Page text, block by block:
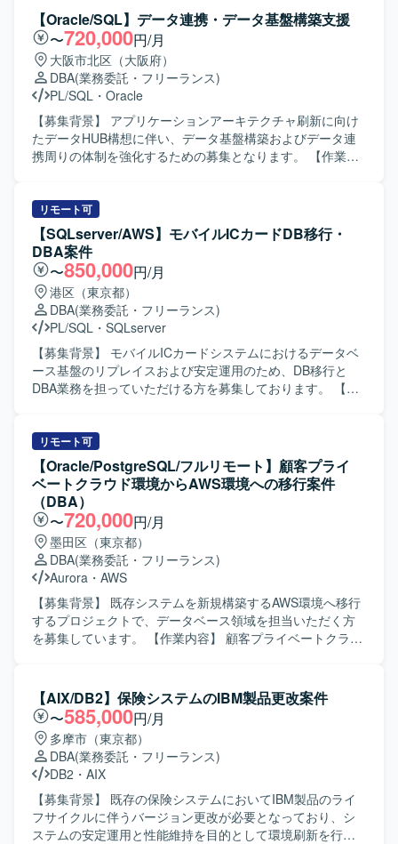
移行におけるSnowflake側の設定・調整や、移行後の運用設
計、改善提案などを実施していただきます。 【求める人物
像】 Snowflakeに関する知見を活かしながら自走して作業
を進めていただける方を求めております。 関係者と連携し
ながら課題整理や改善提案を主体的に行っていただける方
を歓迎いたします。 【ポジションの魅力】 クラウドデータ
ウェアハウスであるSnowflakeを中心としたデータ基盤構
築・移行の経験を深めることができます。 大規模なDB移行
プロジェクトに参画し、設計から運用まで一連のフェーズ
【Oracle/SQL】データ連携・データ基盤構築支援
〜720,000円/月
大阪市北区（大阪府）
DBA(業務委託・フリーランス)
PL/SQL ・ Oracle
【募集背景】 アプリケーションアーキテクチャ刷新に向け
たデータHUB構想に伴い、データ基盤構築およびデータ連
携周りの体制を強化するための募集となります。 【作業内
ストアドプロシージャ／ファンクションの設計・実装を担
当していただきます。 ・カーソル処理・例外処理・トラン
ザクション制御、および索引設計や実行計画確認などの性
能チューニングを実施していただきます。 ・DataSpider、
Informatica、Talend、SSIS、Synclogic等のETL／データ連
携ツールを用いたジョブ設計～実装～運用を行っていただ
きます。 ・バッチ処理の設計およびスケジューラとの連携
設定を行っていただきます。 ・JDBC/ODBCコネクタや
SaaS連携製品を用いた接続設定・マッピング・ジョブ定義
を行っていただきます。 ・JOIN・集約・サブクエリを含む
SQLの読解／作成およびテーブル設計（正規化／非正規
的に課題を発見し解決に取り組んでいただける方を求めて
います。 ・関連メンバーとコミュニケーションを取りなが
ら、ドキュメントや仕様を整理しつつ着実に作業を進めて
いただける方を想定しています。 【ポジションの魅力】 ・
データHUB構想の基盤づくりに携わることで、データ連
携・データ基盤領域における上流から実装まで一連の経験
を積むことができます。 ・OracleDBおよび各種ETLツール
を用いた大規模なデータ連携の実務経験を通じて、SQLチ
ューニングやデータモデリングのスキルを高めていただけ
ます。 【開発環境】 ・OracleDB／PL/SQL ・各種ETL／デ
ータ連携ツール（DataSpider、Informatica、Talend、
SSIS、Synclogic 等） ・JDBC/ODBCコネクタ、SaaS連携
リモート可
【SQLserver/AWS】モバイルICカードDB移行・
DBA案件
〜850,000円/月
港区（東京都）
DBA(業務委託・フリーランス)
PL/SQL ・ SQLserver
【募集背景】 モバイルICカードシステムにおけるデータベ
ース基盤のリプレイスおよび安定運用のため、DB移行と
DBA業務を担っていただける方を募集しております。 【作
び移行作業を担当していただきます。移行後は、モバイル
ICカードに関するデータベースの運用や保守など、DBA業
務を継続的に実施していただきます。 【求める人物像】 モ
バイルICカード関連のシステムにおけるデータベース業務
に主体的に取り組んでいただける方を求めております。移
行設計から運用まで一貫して対応でき、関係者と連携しな
がら着実に作業を進められる方が望ましいです。 【ポジシ
ョンの魅力】 大規模なモバイルICカードシステムのデータ
ベース移行に携わることで、DB移行設計から運用まで一連
の工程を経験していただけます。クラウド環境でのDB運用
に関する知見を深めることができ、今後のキャリアにおい
ても有用なスキルを獲得していただけます。 【開発環境】
リモート可
【Oracle/PostgreSQL/フルリモート】顧客プライ
ベートクラウド環境からAWS環境への移行案件
（DBA）
〜720,000円/月
墨田区（東京都）
DBA(業務委託・フリーランス)
Aurora ・ AWS
【募集背景】 既存システムを新規構築するAWS環境へ移行
するプロジェクトで、データベース領域を担当いただく方
を募集しています。 【作業内容】 顧客プライベートクラウ
だきます。具体的には、OracleからAmazon Aurora
PostgreSQLへのデータベース変更に伴う設計、顧客プライ
ベートクラウドからAWS環境へのデータ移行方式の検討・
検証および移行作業、Amazon Aurora PostgreSQLに関する
監視要件のヒアリング対応、ログローテーションなど運用
機能に関するヒアリング対応、PostgreSQLによる関連シス
テムへのデータ連携の設計などを行っていただきます。基
本設計は完了しており、詳細設計以降の工程をご担当いた
だきます。 【求める人物像】 データベースおよびクラウド
【AIX/DB2】保険システムのIBM製品更改案件
〜585,000円/月
多摩市（東京都）
DBA(業務委託・フリーランス)
DB2 ・ AIX
【募集背景】 既存の保険システムにおいてIBM製品のライ
フサイクルに伴うバージョン更改が必要となっており、シ
ステムの安定運用と性能維持を目的として環境刷新を行う